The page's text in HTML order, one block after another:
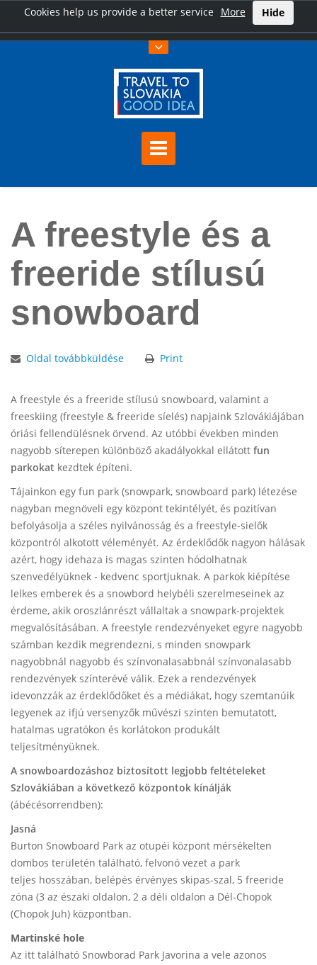
Cookies help us provide a better service More Hide
A freestyle és a freeride stílusú snowboard
A freestyle és a
freeride stílusú
snowboard
Oldal továbbküldése Print
A freestyle és a freeride stílusú snowboard, valamint a
freeskiing (freestyle & freeride síelés) napjaink Szlovákiájában
óriási fellendülésnek örvend. Az utóbbi években minden
nagyobb síterepen különböző akadályokkal ellátott fun
parkokat kezdtek építeni.
Tájainkon egy fun park (snowpark, snowboard park) létezése
nagyban megnöveli egy központ tekintélyét, és pozitívan
befolyásolja a széles nyilvánosság és a freestyle-sielők
központról alkotott véleményét. Az érdeklődők nagyon hálásak
azért, hogy idehaza is magas szinten hódolhatnak
szenvedélyüknek - kedvenc sportjuknak. A parkok kiépítése
lelkes emberek és a snowbord helybéli szerelmeseinek az
érdeme, akik oroszlánrészt vállaltak a snowpark-projektek
megvalósításában. A freestyle rendezvényeket egyre nagyobb
számban kezdik megrendezni, s minden snowpark
nagyobbnál nagyobb és színvonalasabbnál színvonalasabb
rendezvények színterévé válik. Ezek a rendezvények
idevonzzák az érdeklődőket és a médiákat, hogy szemtanúik
legyenek az ifjú versenyzők művészi szinten bemutatott,
hatalmas ugratókon és korlátokon produkált
teljesítményüknek.
A snowboardozáshoz biztosított legjobb feltételeket
Szlovákiában a következő központok kínálják
(ábécésorrendben):
Jasná
Burton Snowboard Park az otupéi központ mérsékelten
dombos területén található, felvonó vezet a park
teljes hosszában, belépés érvényes skipas-szal, 5 freeride
zóna (3 az északi oldalon, 2 a déli oldalon a Dél-Chopok
(Chopok Juh) központban.
Martinské hole
Az itt található Snowborad Park Javorina a vele azonos